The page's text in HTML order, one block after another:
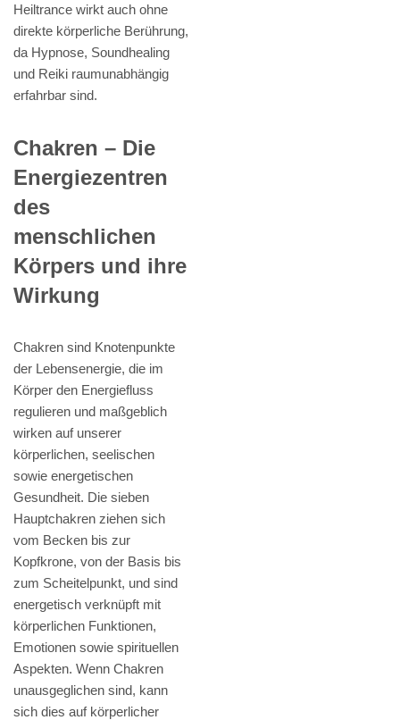
Heiltrance wirkt auch ohne
direkte körperliche Berührung,
da Hypnose, Soundhealing
und Reiki raumunabhängig
erfahrbar sind.
Chakren – Die
Energiezentren
des
menschlichen
Körpers und ihre
Wirkung
Chakren sind Knotenpunkte
der Lebensenergie, die im
Körper den Energiefluss
regulieren und maßgeblich
wirken auf unserer
körperlichen, seelischen
sowie energetischen
Gesundheit. Die sieben
Hauptchakren ziehen sich
vom Becken bis zur
Kopfkrone, von der Basis bis
zum Scheitelpunkt, und sind
energetisch verknüpft mit
körperlichen Funktionen,
Emotionen sowie spirituellen
Aspekten. Wenn Chakren
unausgeglichen sind, kann
sich dies auf körperlicher